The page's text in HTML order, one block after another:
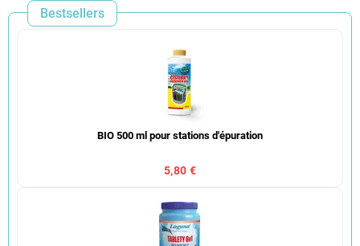
Bestsellers
BIO 500 ml pour stations d'épuration
5,80 €